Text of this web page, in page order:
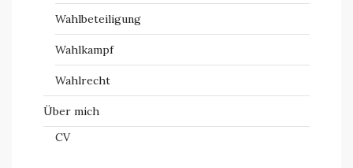
Wahlbeteiligung
Wahlkampf
Wahlrecht
Über mich
CV